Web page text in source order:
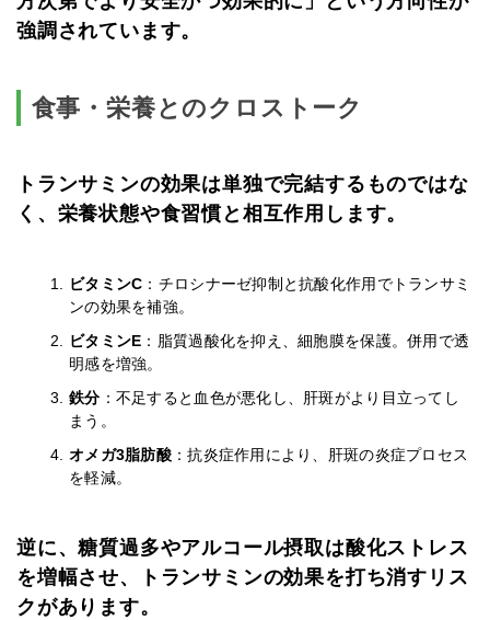
強調されています。
食事・栄養とのクロストーク
トランサミンの効果は単独で完結するものではな
く、栄養状態や食習慣と相互作用します。
ビタミンC ：チロシナーゼ抑制と抗酸化作用でトランサミ
ンの効果を補強。
ビタミンE ：脂質過酸化を抑え、細胞膜を保護。併用で透
明感を増強。
鉄分 ：不足すると血色が悪化し、肝斑がより目立ってし
まう。
オメガ3脂肪酸：抗炎症作用により、肝斑の炎症プロセス
を軽減。
逆に、糖質過多やアルコール摂取は酸化ストレス
を増幅させ、トランサミンの効果を打ち消すリス
クがあります。